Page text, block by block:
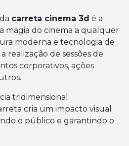
carreta cinema 3d é a
magia do cinema a qualquer
moderna e tecnologia de
realização de sessões de
corporativos, ações
tridimensional
cria um impacto visual
o público e garantindo o